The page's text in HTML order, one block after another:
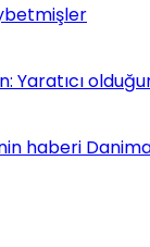
Yaratıcı
haberi